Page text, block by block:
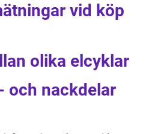
vid köp
olika elcyklar
och nackdelar